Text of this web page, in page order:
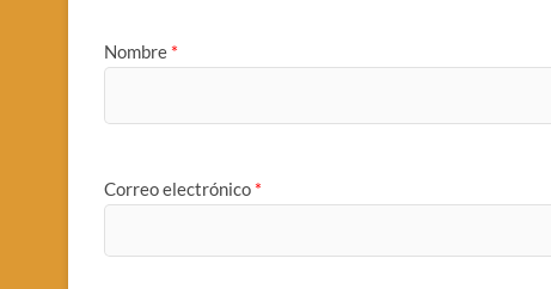
Nombre *
Correo electrónico *